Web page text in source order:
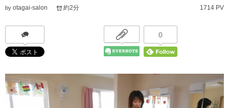
by otagai-salon 1714 PV
約2分
0
おたがいサロンの喫茶店（オレンジカフェ）
就労継続支援 B型事業